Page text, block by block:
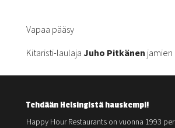
Vapaa pääsy
Kitaristi-laulaja Juho Pitkänen jamien
Tehdään Helsingistä hauskempi!
Happy Hour Restaurants on vuonna 1993